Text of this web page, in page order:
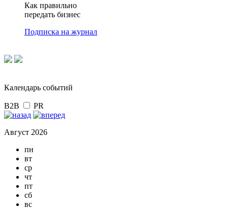
Как правильно
передать бизнес
Подписка на журнал
Календарь событий
B2B PR
Август 2026
пн
вт
ср
чт
пт
сб
вс